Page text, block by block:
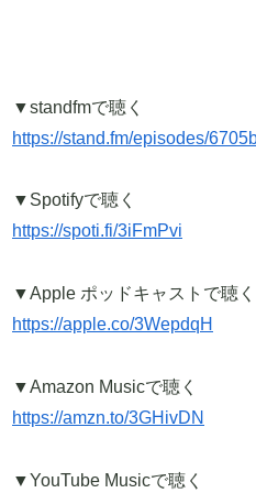
▼standfmで聴く
https://stand.fm/episodes/
▼Spotifyで聴く
https://spoti.fi/3iFmPvi
▼Apple ポッドキャストで聴く
https://apple.co/3WepdqH
▼Amazon Musicで聴く
https://amzn.to/3GHivDN
▼YouTube Musicで聴く